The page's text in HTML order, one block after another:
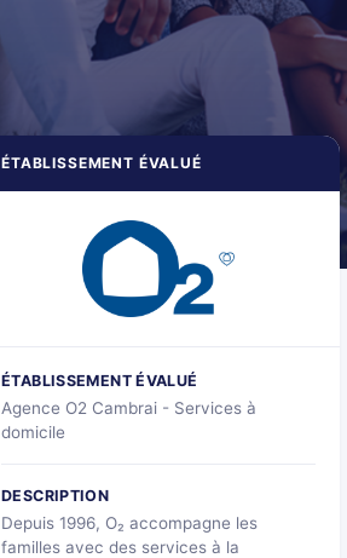
ÉTABLISSEMENT ÉVALUÉ
ÉTABLISSEMENT ÉVALUÉ
Agence O2 Cambrai - Services à
domicile
DESCRIPTION
Depuis 1996, O₂ accompagne les
familles avec des services à la